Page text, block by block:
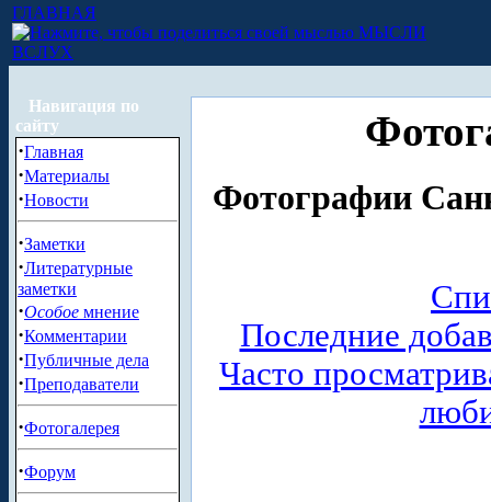
ГЛАВНАЯ
МЫСЛИ
ВСЛУХ
Навигация по
сайту
·Главная
·Материалы
·Новости
·Заметки
·Литературные
заметки
·Особое мнение
·Комментарии
·Публичные дела
·Преподаватели
·Фотогалерея
·Форум
Фотографии
Последние
Часто